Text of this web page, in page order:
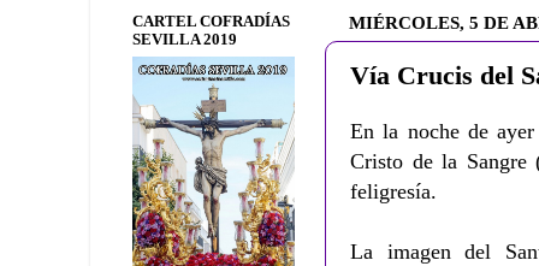
MIÉRCOLES, 5 DE
Vía Crucis del
En la noche de
Cristo de la Sangre
feligresía.
La imagen del
CARTEL COFRADÍAS
SEVILLA 2019